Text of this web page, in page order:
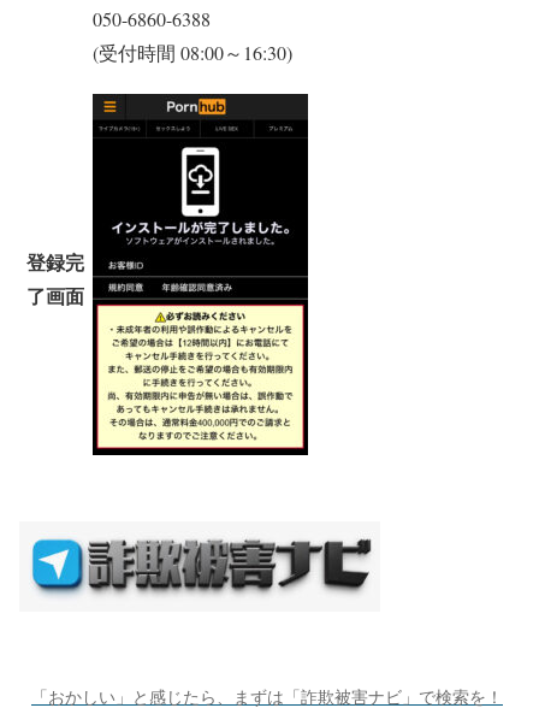
050-6860-6388
(受付時間 08:00～16:30)
登録完
了画面
「おかしい」と感じたら、まずは「詐欺被害ナビ」で検索を！